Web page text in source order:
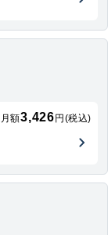
月額3,426 円(税込)